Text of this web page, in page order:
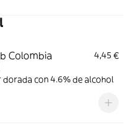
Colombia
4,45 €
dorada con 4.6% de alcohol